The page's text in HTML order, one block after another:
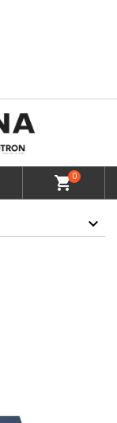
shopping_cart0